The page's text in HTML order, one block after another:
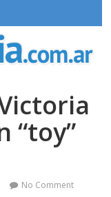
“toy”
No Comment